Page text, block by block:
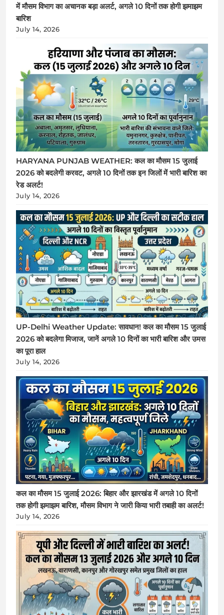
में मौसम विभाग का अचानक बड़ा अलर्ट, अगले 10 दिनों तक होगी झमाझम
बारिश
July 14, 2026
HARYANA PUNJAB WEATHER: कल का मौसम 15 जुलाई
2026 को बदलेगी करवट, अगले 10 दिनों तक इन जिलों में भारी बारिश का
रेड अलर्ट!
July 14, 2026
UP-Delhi Weather Update: सावधान! कल का मौसम 15 जुलाई
2026 को बदलेगा मिजाज, जानें अगले 10 दिनों का भारी बारिश और उमस
का पूरा हाल
July 14, 2026
कल का मौसम 15 जुलाई 2026: बिहार और झारखंड में अगले 10 दिनों
तक होगी झमाझम बारिश, मौसम विभाग ने जारी किया भारी तबाही का अलर्ट!
July 14, 2026